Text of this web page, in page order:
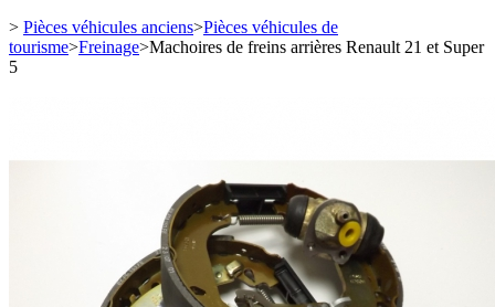
> Pièces véhicules anciens>Pièces véhicules de
tourisme>Freinage>Machoires de freins arrières Renault 21 et Super
5